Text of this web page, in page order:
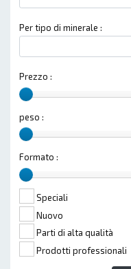
Per tipo di minerale :
Prezzo :
peso :
Formato :
Speciali
Nuovo
Parti di alta qualità
Prodotti professionali